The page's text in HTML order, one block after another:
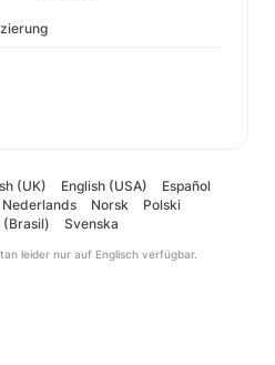
(UK) English (USA)
Español
Nederlands Norsk
Polski
(Brasil)
Svenska
leider nur auf Englisch verfügbar.